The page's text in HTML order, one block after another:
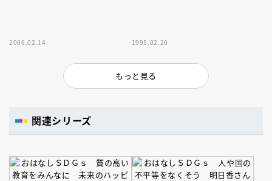
2006.02.14 1995.02.20
もっと見る
関連シリーズ